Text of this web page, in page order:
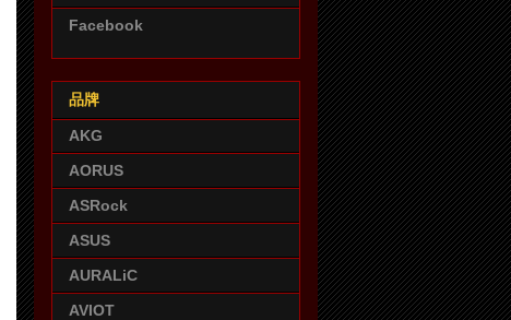
Facebook
品牌
AKG
AORUS
ASRock
ASUS
AURALiC
AVIOT